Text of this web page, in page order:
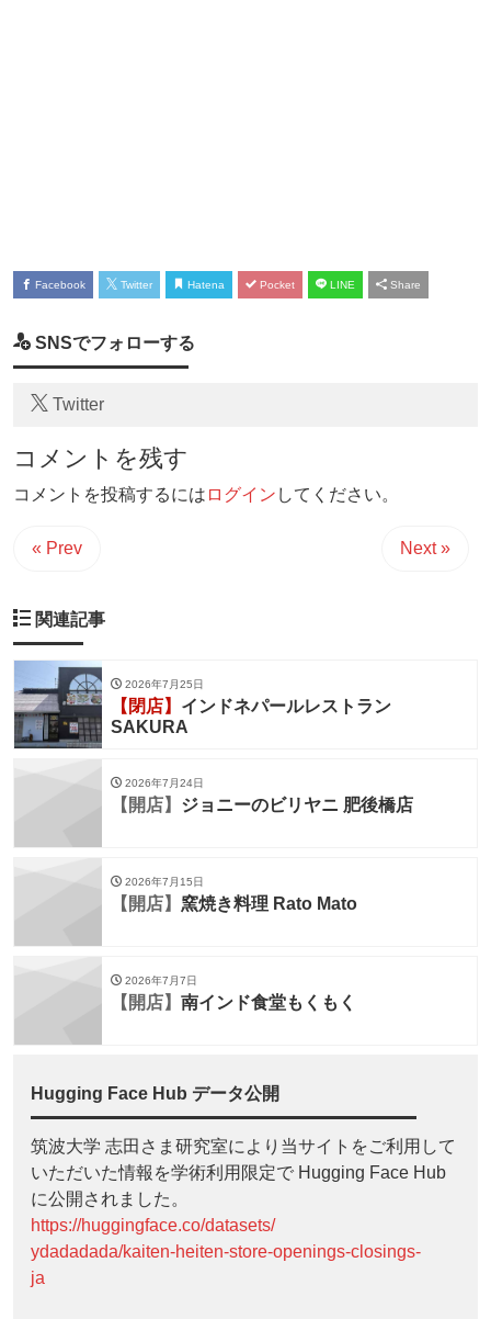
Facebook Twitter Hatena Pocket LINE Share
SNSでフォローする
Twitter
コメントを残す
コメントを投稿するには ログイン してください。
« Prev Next »
関連記事
2026年7月25日
【閉店】 インドネパールレストラン
SAKURA
2026年7月24日
【開店】 ジョニーのビリヤニ 肥後橋店
2026年7月15日
【開店】 窯焼き料理 Rato Mato
2026年7月7日
【開店】 南インド食堂もくもく
Hugging Face Hub データ公開
筑波大学 志田さま研究室により当サイトをご利用して
いただいた情報を学術利用限定で Hugging Face Hub
に公開されました。
https://huggingface.co/datasets/
ydadadada/kaiten-heiten-store-openings-closings-
ja